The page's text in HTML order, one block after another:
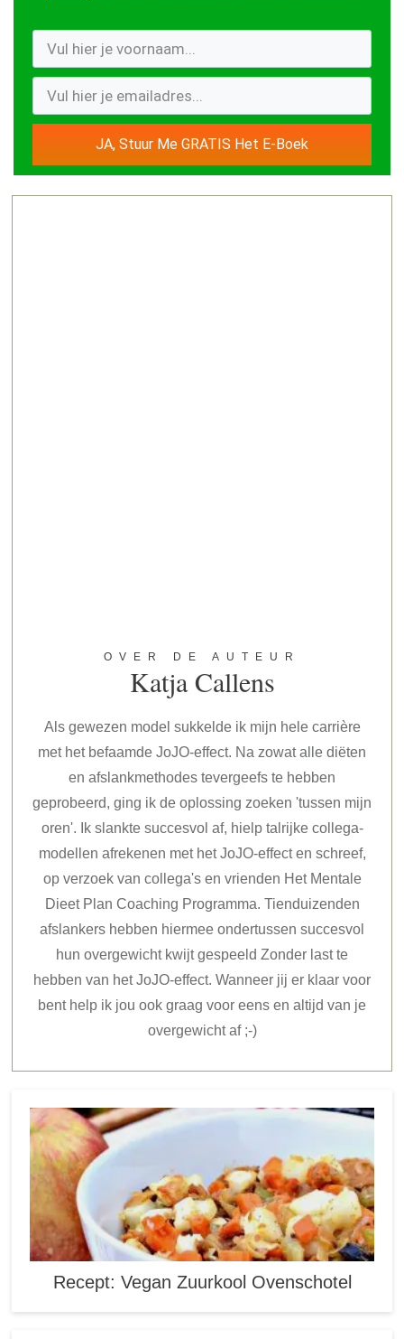
JA, Stuur Me GRATIS Het E-Boek
OVER DE AUTEUR
Katja Callens
Als gewezen model sukkelde ik mijn hele carrière
met het befaamde JoJO-effect. Na zowat alle diëten
en afslankmethodes tevergeefs te hebben
geprobeerd, ging ik de oplossing zoeken 'tussen mijn
oren'. Ik slankte succesvol af, hielp talrijke collega-
modellen afrekenen met het JoJO-effect en schreef,
op verzoek van collega's en vrienden Het Mentale
Dieet Plan Coaching Programma. Tienduizenden
afslankers hebben hiermee ondertussen succesvol
hun overgewicht kwijt gespeeld Zonder last te
hebben van het JoJO-effect. Wanneer jij er klaar voor
bent help ik jou ook graag voor eens en altijd van je
overgewicht af ;-)
Recept: Vegan Zuurkool Ovenschotel